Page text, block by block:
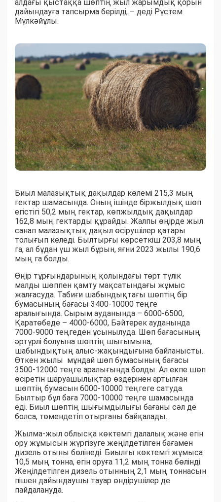
алдағы қыстаққа шөптің жыл жарымдық қорын
дайындауға тапсырма берілді, – деді Рүстем
Мүлкәйұлы.
Биыл малазықтық дақылдар көлемі 215,3 мың
гектар шамасында. Оның ішінде біржылдық шөп
егістігі 50,2 мың гектар, көпжылдық дақылдар
162,8 мың гектарды құрайды. Жалпы өңірде жыл
санап малазықтық дақыл өсірушілер қатары
толығып келеді. Былтырғы көрсеткіш 203,8 мың
га, ал бұдан үш жыл бұрын, яғни 2023 жылы 190,6
мың га болды.
Өңір тұрғындарының қолындағы төрт түлік
малды шөппен қамту мақсатындағы жұмыс
жалғасуда. Табиғи шабындықтағы шөптің бір
бумасының бағасы 3400-10000 теңге
аралығында. Сырым ауданында – 6000-6500,
Қаратөбеде – 4000-6000, Бәйтерек ауданында
7000-9000 теңгеден ұсынылуда. Шөп бағасының
әртүрлі болуына шөптің шығымына,
шабындықтың алыс-жақындығына байланысты.
Өткен жылы мұндай шөп бумасының бағасы
3500-12000 теңге аралығында болды. Ал екпе шөп
өсіретін шаруашылықтар өздерінен артылған
шөптің бумасын 6000-10000 теңгеге сатуда.
Былтыр бұл баға 7000-10000 теңге шамасында
еді. Биыл шөптің шығымдылығы бағаны сәл де
болса, төмендетіп отырғаны байқалады.
Жылма-жыл облысқа көктемгі далалық және егін
ору жұмысын жүргізуге жеңілдетілген бағамен
дизель отыны бөлінеді. Биылғы көктемгі жұмыса
10,5 мың тонна, егін оруға 11,2 мың тонна бөлінді.
Жеңілдетілген дизель отынның 2,1 мың тоннасын
пішен дайындаушы тауар өндірушілер де
пайдалануда.